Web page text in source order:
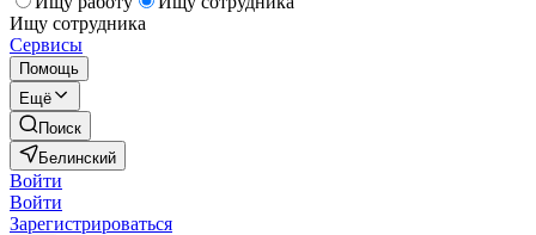
Ищу сотрудника
Сервисы
Помощь
Ещё
Поиск
Белинский
Войти
Войти
Зарегистрироваться